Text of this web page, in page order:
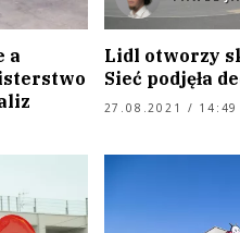
a
Lidl otworzy
Sieć podjęła
27.08.2021 / 14:49